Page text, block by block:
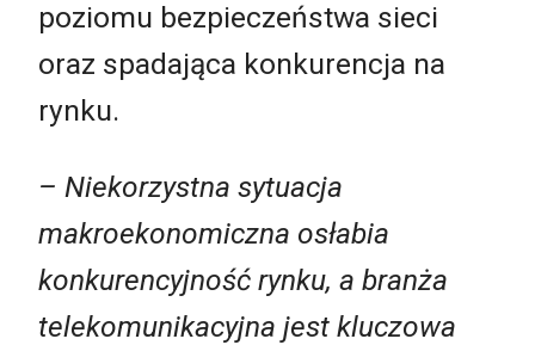
poziomu bezpieczeństwa sieci
oraz spadająca konkurencja na
rynku.
– Niekorzystna sytuacja
makroekonomiczna osłabia
konkurencyjność rynku, a branża
telekomunikacyjna jest kluczowa